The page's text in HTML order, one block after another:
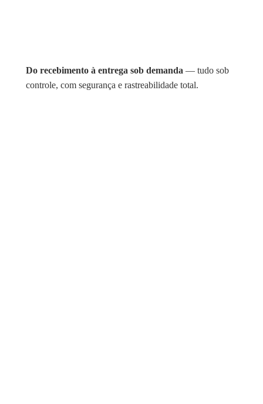
Do recebimento à entrega sob demanda — tudo sob
controle, com segurança e rastreabilidade total.